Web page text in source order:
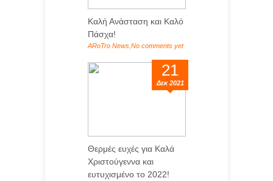
Καλή Ανάσταση και Καλό
Πάσχα!
ARoTro News No comments yet
...
21
Δεκ 2021
Θερμές ευχές για Καλά
Χριστούγεννα και
ευτυχισμένο το 2022!